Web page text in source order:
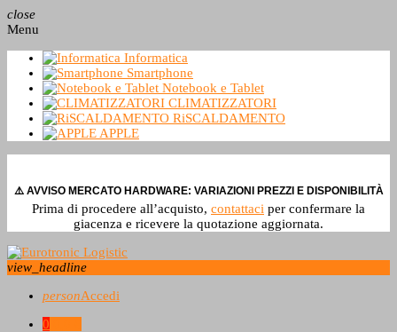
close
Menu
Informatica
Smartphone
Notebook e Tablet
CLIMATIZZATORI
RiSCALDAMENTO
APPLE
⚠️ AVVISO MERCATO HARDWARE: VARIAZIONI PREZZI E DISPONIBILITÀ
Prima di procedere all’acquisto, contattaci per confermare la
giacenza e ricevere la quotazione aggiornata.
view_headline
personAccedi
0